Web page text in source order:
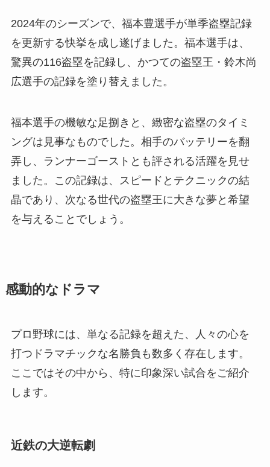
2024年のシーズンで、福本豊選手が単季盗塁記録
を更新する快挙を成し遂げました。福本選手は、
驚異の116盗塁を記録し、かつての盗塁王・鈴木尚
広選手の記録を塗り替えました。
福本選手の機敏な足捌きと、緻密な盗塁のタイミ
ングは見事なものでした。相手のバッテリーを翻
弄し、ランナーゴーストとも評される活躍を見せ
ました。この記録は、スピードとテクニックの結
晶であり、次なる世代の盗塁王に大きな夢と希望
を与えることでしょう。
感動的なドラマ
プロ野球には、単なる記録を超えた、人々の心を
打つドラマチックな名勝負も数多く存在します。
ここではその中から、特に印象深い試合をご紹介
します。
近鉄の大逆転劇